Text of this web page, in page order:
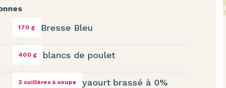
170 g Bresse Bleu
400 g blancs de poulet
2 cuillères à soupe yaourt brassé à 0%